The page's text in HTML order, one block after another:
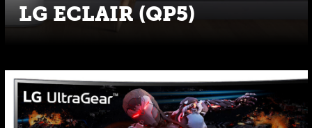
LG ECLAIR (QP5)